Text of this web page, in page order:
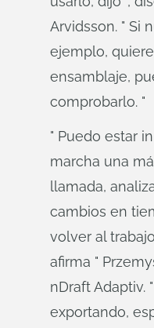
Arvidsson. " Si
ejemplo,
ensamblaje,
comprobarlo. "
" Puedo estar
marcha una
llamada,
cambios en
volver al
afirma "
nDraft Adaptiv.
exportando,